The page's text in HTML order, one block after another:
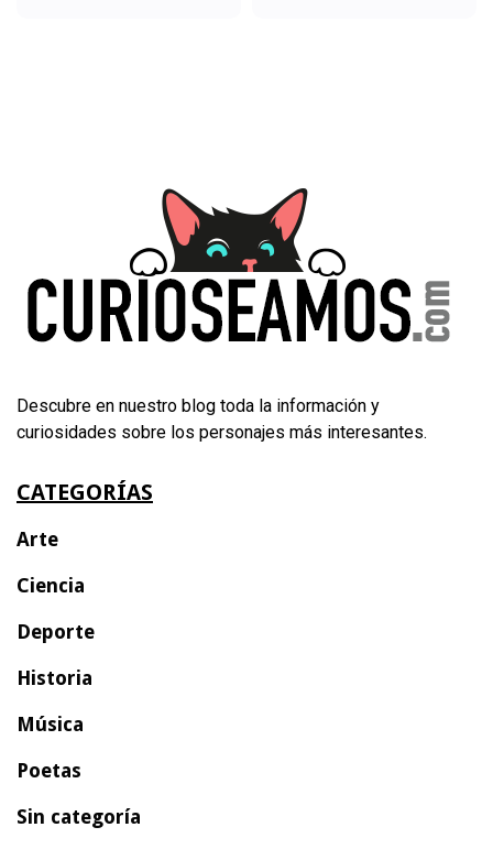
Descubre en nuestro blog toda la información y
curiosidades sobre los personajes más interesantes.
CATEGORÍAS
Arte
Ciencia
Deporte
Historia
Música
Poetas
Sin categoría